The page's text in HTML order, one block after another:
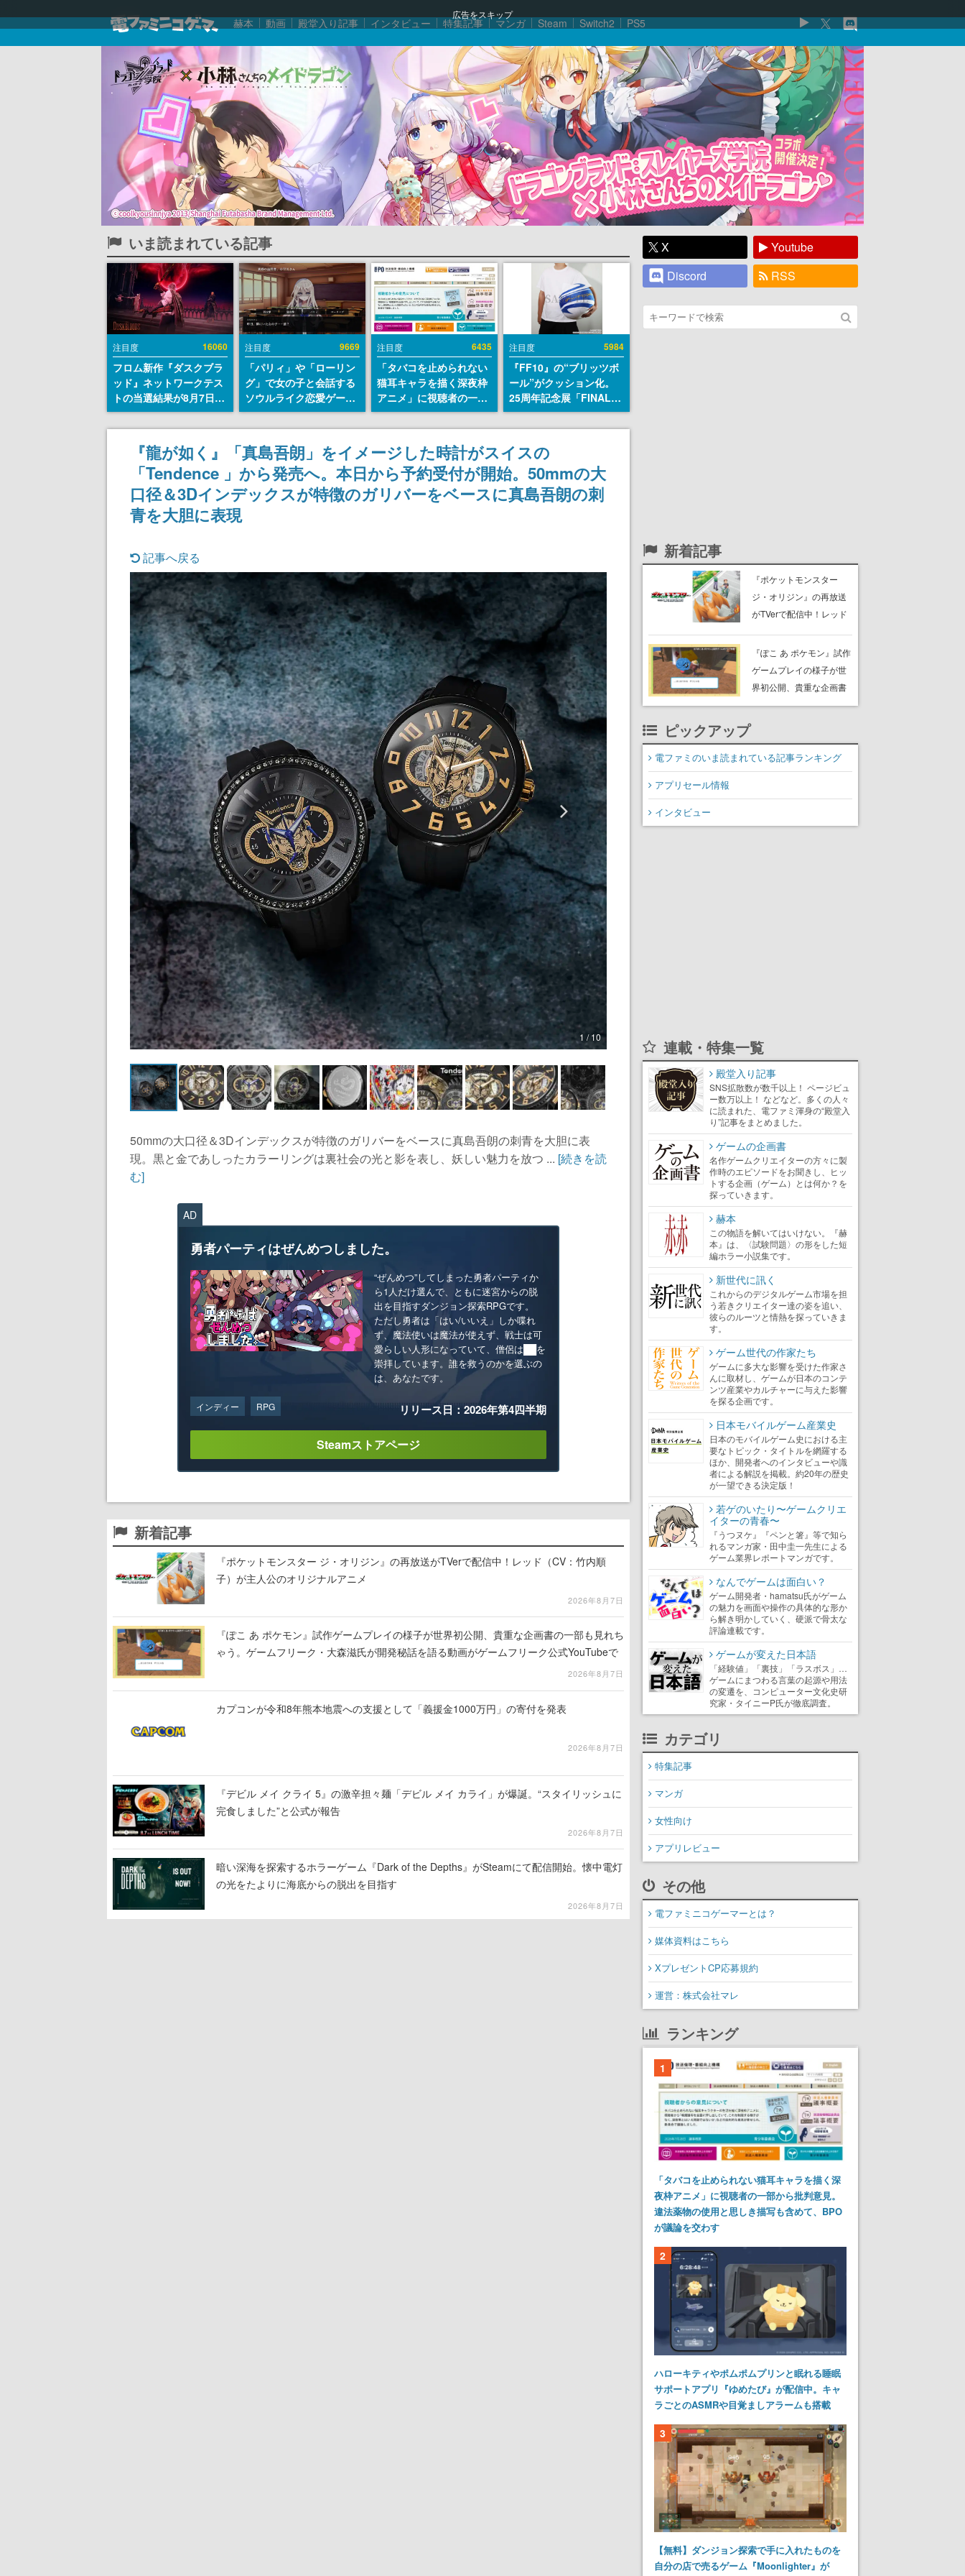
広告をスキップ
赫本 動画 殿堂入り記事 インタビュー 特集記事 マンガ Steam Switch2 PS5
いま読まれている記事
注目度 16060
フロム新作『ダスクブラ
ッド』ネットワークテス
トの当選結果が8月7日22
時に発表。応募サイトの
マイページから確認可
能、テスト実施は8月21
日～24日
注目度 9669
「パリィ」や「ローリン
グ」で女の子と会話する
ソウルライク恋愛ゲーム
『小早川さんはソウルラ
イク』無料公開。返事に
失敗すると「YOU
DIED」
注目度 6435
「タバコを止められない
猫耳キャラを描く深夜枠
アニメ」に視聴者の一部
から批判意見。違法薬物
の使用と思しき描写も含
めて、BPOが議論を交わ
す
注目度 5984
『FF10』の“ブリッツボ
ール”がクッション化。
25周年記念展「FINAL
FANTASY X MUSEUM-
幻光の記憶-」のグッズ情
報が一部公開
『龍が如く』「真島吾朗」をイメージした時計がスイスの
「Tendence 」から発売へ。本日から予約受付が開始。50mmの大
口径＆3Dインデックスが特徴のガリバーをベースに真島吾朗の刺
青を大胆に表現
記事へ戻る
1 / 10
50mmの大口径＆3Dインデックスが特徴のガリバーをベースに真島吾朗の刺青を大胆に表
現。黒と金であしったカラーリングは裏社会の光と影を表し、妖しい魅力を放つ ... [続きを読
む]
AD
勇者パーティはぜんめつしました。
“ぜんめつ”してしまった勇者パーティか
ら1人だけ選んで、ともに迷宮からの脱
出を目指すダンジョン探索RPGです。
ただし勇者は「はい/いいえ」しか喋れ
ず、魔法使いは魔法が使えず、戦士は可
愛らしい人形になっていて、僧侶は██を
崇拝しています。誰を救うのかを選ぶの
は、あなたです。
インディー RPG リリース日：2026年第4四半期
Steamストアページ
新着記事
『ポケットモンスター ジ・オリジン』の再放送がTVerで配信中！レッド（CV：竹内順
子）が主人公のオリジナルアニメ
2026年8月7日
『ぽこ あ ポケモン』試作ゲームプレイの様子が世界初公開、貴重な企画書の一部も見れち
ゃう。ゲームフリーク・大森滋氏が開発秘話を語る動画がゲームフリーク公式YouTubeで
2026年8月7日
カプコンが令和8年熊本地震への支援として「義援金1000万円」の寄付を発表
2026年8月7日
『デビル メイ クライ 5』の激辛担々麺「デビル メイ カライ」が爆誕。“スタイリッシュに
完食しました”と公式が報告
2026年8月7日
暗い深海を探索するホラーゲーム『Dark of the Depths』がSteamにて配信開始。懐中電灯
の光をたよりに海底からの脱出を目指す
2026年8月7日
X
Youtube
Discord
RSS
新着記事
『ポケットモンスター
ジ・オリジン』の再放送
がTVerで配信中！レッド
公のオリジナルアニメ
『ぽこ あ ポケモン』試作
ゲームプレイの様子が世
界初公開、貴重な企画書
の一部も見れちゃう。ゲ
ゲームフリーク公式
YouTubeで公開中
ピックアップ
電ファミのいま読まれている記事ランキング
アプリセール情報
インタビュー
連載・特集一覧
殿堂入り記事
SNS拡散数が数千以上！ ページビュ
ー数万以上！ などなど。多くの人々
に読まれた、電ファミ渾身の“殿堂入
り”記事をまとめました。
ゲームの企画書
名作ゲームクリエイターの方々に製
作時のエピソードをお聞きし、ヒッ
トする企画（ゲーム）とは何か？を
探っていきます。
赫本
この物語を解いてはいけない。『赫
本』は、〈試験問題〉の形をした短
編ホラー小説集です。
新世代に訊く
これからのデジタルゲーム市場を担
う若きクリエイター達の姿を追い、
彼らのルーツと情熱を探っていきま
す。
ゲーム世代の作家たち
ゲームに多大な影響を受けた作家さ
んに取材し、ゲームが日本のコンテ
ンツ産業やカルチャーに与えた影響
を探る企画です。
日本モバイルゲーム産業史
日本のモバイルゲーム史における主
要なトピック・タイトルを網羅する
ほか、開発者へのインタビューや識
者による解説を掲載。約20年の歴史
が一望できる決定版！
若ゲのいたり〜ゲームクリエ
イターの青春〜
『うつヌケ』『ペンと箸』等で知ら
れるマンガ家・田中圭一先生による
ゲーム業界レポートマンガです。
なんでゲームは面白い？
ゲーム開発者・hamatsu氏がゲーム
の魅力を画面や操作の具体的な形か
ら解き明かしていく、硬派で骨太な
評論連載です。
ゲームが変えた日本語
「経験値」「裏技」「ラスボス」…
ゲームにまつわる言葉の起源や用法
の変遷を、コンピューター文化史研
究家・タイニーP氏が徹底調査。
カテゴリ
特集記事
マンガ
女性向け
アプリレビュー
その他
電ファミニコゲーマーとは？
媒体資料はこちら
XプレゼントCP応募規約
運営：株式会社マレ
ランキング
1
「タバコを止められない猫耳キャラを描く深
夜枠アニメ」に視聴者の一部から批判意見。
違法薬物の使用と思しき描写も含めて、BPO
が議論を交わす
2
ハローキティやポムポムプリンと眠れる睡眠
サポートアプリ『ゆめたび』が配信中。キャ
ラごとのASMRや目覚ましアラームも搭載
3
【無料】ダンジョン探索で手に入れたものを
自分の店で売るゲーム『Moonlighter』が